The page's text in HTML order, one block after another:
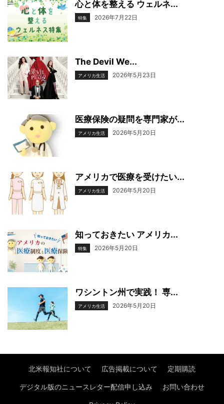
心と体を整える ウェルネ...
特集 2026年7月22日
The Devil We...
アメリカ生活 2026年5月23日
医療保険の疑問を専門家が...
アメリカ生活 2026年5月20日
アメリカで医療を受けたい...
アメリカ生活 2026年5月20日
知っておきたい アメリカ...
特集 2026年5月20日
ワシントン州で実践！ 専...
アメリカ生活 2026年5月20日
北米報知社について 広告掲載について 定期購読
デジタル版のニュースレター配信申し込み お問い合わせ